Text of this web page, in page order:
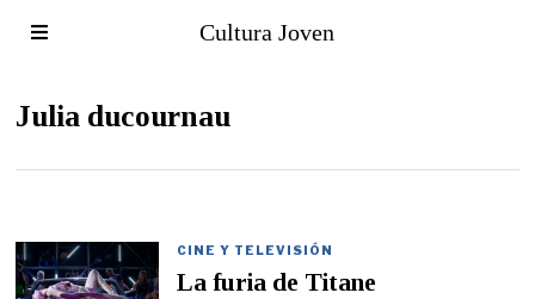
Cultura Joven
Julia ducournau
CINE Y TELEVISIÓN
La furia de Titane